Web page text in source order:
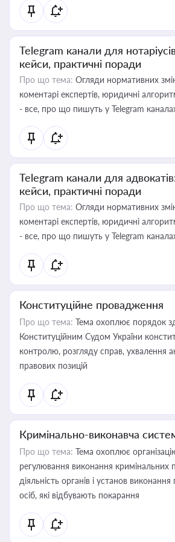
Telegram канали для
кейси, практичні поради
Про що тема: Огляди нормативних
коментарі експертів, юридичні
- все, про що пишуть у Telegram
Telegram канали для
кейси, практичні поради
Про що тема: Огляди нормативних
коментарі експертів, юридичні
- все, про що пишуть у Telegram
Конституційне провадження
Про що тема: Тема охоплює порядок
Конституційним Судом України
контролю, розгляду справ, ухвалення
правових позицій
Кримінально-виконавча
Про що тема: Тема охоплює
регулювання виконання кримінальних
діяльність органів і установ
осіб, які відбувають покарання